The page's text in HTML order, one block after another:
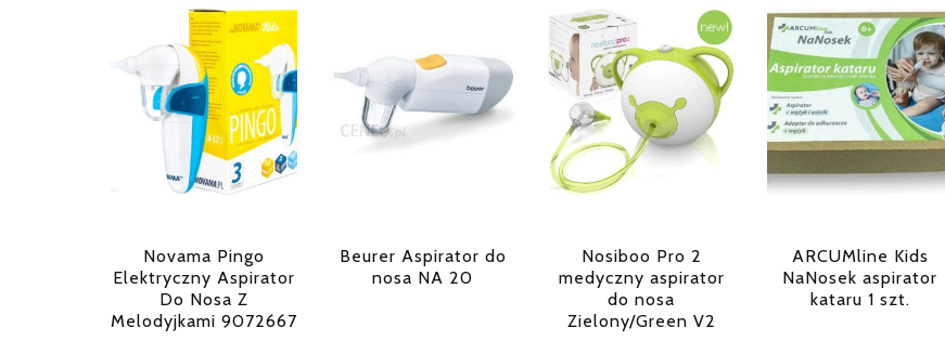
Novama Pingo
Elektryczny Aspirator
Do Nosa Z
Melodyjkami 9072667
Beurer Aspirator do
nosa NA 20
Nosiboo Pro 2
medyczny aspirator
do nosa
Zielony/Green V2
ARCUMline Kids
NaNosek aspirator
kataru 1 szt.